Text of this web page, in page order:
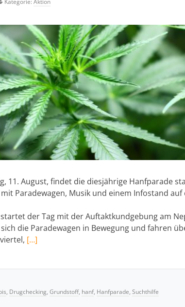
Kategorie: Aktion
11. August, findet die diesjährige Hanfparade
Paradewagen, Musik und einem Infostand auf
der Tag mit der Auftaktkundgebung am
die Paradewagen in Bewegung und fahren
[…]
, Drugchecking, Grundstoff, hanf, Hanfparade, Suchthilfe